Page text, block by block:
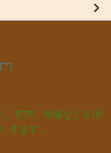
音声、映像などを用
きます。